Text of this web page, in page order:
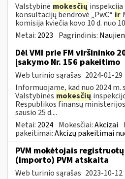
Valstybinė mokesčių inspekcija
konsultacijų bendrovė „PwC“ ir
komisija kviečia kovo 10 d. nuo
Metai: 2023 Pagrindinis:
Dėl VMI prie FM viršininko
įsakymo Nr. 156 pakeitimo
Web turinio sąrašas 2024-01-29
Informuojame, kad nuo 2024 m.
Valstybinės mokesčių
Respublikos finansų
sausio 25 d....
Metai: 2024 Mokesčiai:Akcizai
pakeitimai:Akcizų pakeitimai
PVM mokėtojais
(importo) PVM atskaita
Web turinio sąrašas 2023-10-12